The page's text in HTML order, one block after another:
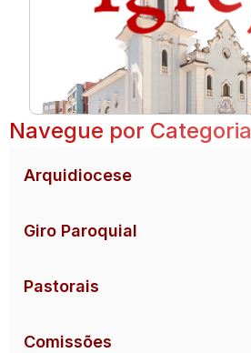
Navegue por Categoria
Arquidiocese
Giro Paroquial
Pastorais
Comissões